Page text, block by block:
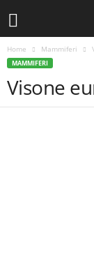
Home Mammiferi
MAMMIFERI
Visone